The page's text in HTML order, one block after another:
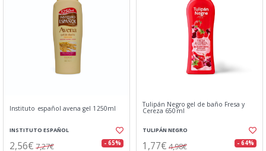
Instituto español avena gel 1250ml
INSTITUTO ESPAÑOL
2,56€ 7,27€ - 65%
Tulipán Negro gel de baño Fresa y
Cereza 650ml
TULIPÁN NEGRO
1,77€ 4,98€ - 64%